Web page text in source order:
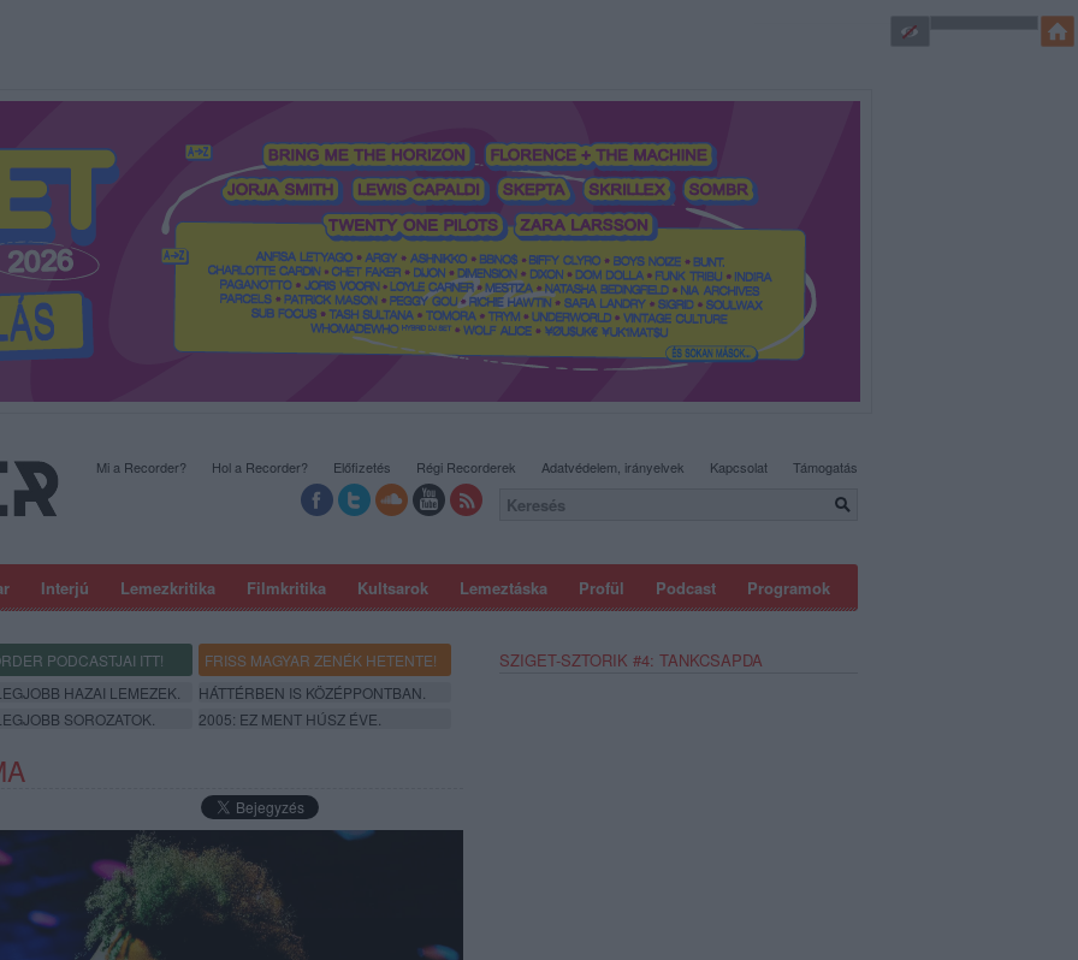
Interjú Lemezkritika Filmkritika Kultsarok Lemeztáska Profül Podcast Programok
Mi a Recorder? Hol a Recorder? Előfizetés Régi Recorderek Adatvédelem, irányelvek Kapcsolat Támogatás
PODCASTJAI ITT!
FRISS MAGYAR ZENÉK HETENTE!
HAZAI LEMEZEK.
HÁTTÉRBEN IS KÖZÉPPONTBAN.
SOROZATOK. 2005: EZ MENT HÚSZ ÉVE.
SZIGET-SZTORIK #4: TANKCSAPDA
SÜTI BEÁLLÍTÁSOK MÓDOSÍTÁSA